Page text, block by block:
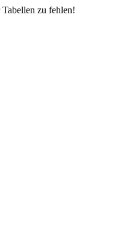
zu fehlen!